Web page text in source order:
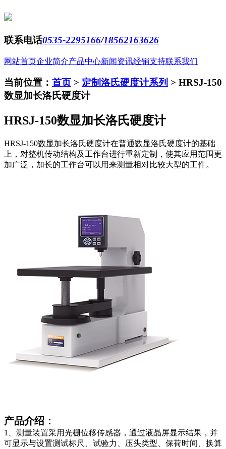
联系电话0535-2295166/18562163626
网站首页企业简介产品中心新闻资讯经销支持联系我们
当前位置： 首页 > 定制洛氏硬度计系列 > HRSJ-150
数显加长洛氏硬度计
HRSJ-150数显加长洛氏硬度计
HRSJ-150数显加长洛氏硬度计在普通数显洛氏硬度计的基础
上，对整机传动结构及工作台进行重新定制，使其应用范围更
加广泛，加长的工作台可以用来测量相对比较大型的工件。
产品介绍：
1、测量装置采用光栅位移传感器，通过液晶屏显示结果，并
可显示与设置测试标尺、试验力、压头类型、保荷时间、换算